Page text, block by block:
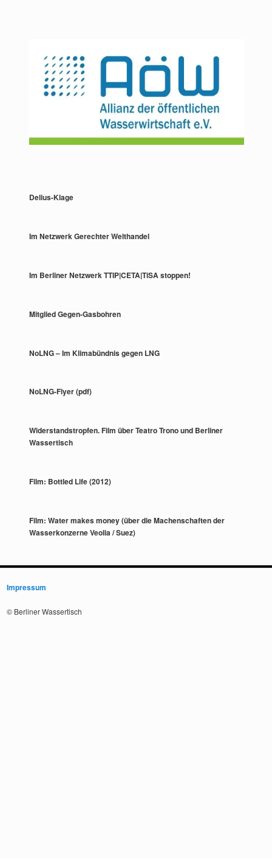
Delius-Klage
Im Netzwerk Gerechter Welthandel
Im Berliner Netzwerk TTIP|CETA|TiSA stoppen!
Mitglied Gegen-Gasbohren
NoLNG – Im Klimabündnis gegen LNG
NoLNG-Flyer (pdf)
Widerstandstropfen. Film über Teatro Trono und Berliner
Wassertisch
Film: Bottled Life (2012)
Film: Water makes money (über die Machenschaften der
Wasserkonzerne Veolia / Suez)
Impressum
© Berliner Wassertisch